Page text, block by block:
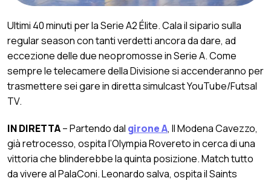
Ultimi 40 minuti per la Serie A2 Élite. Cala il sipario sulla
regular season con tanti verdetti ancora da dare, ad
eccezione delle due neopromosse in Serie A. Come
sempre le telecamere della Divisione si accenderanno per
trasmettere sei gare in diretta simulcast YouTube/Futsal
TV.
IN DIRETTA– Partendo dal girone A, Il Modena Cavezzo,
già retrocesso, ospita l’Olympia Rovereto in cerca di una
vittoria che blinderebbe la quinta posizione. Match tutto
da vivere al PalaConi. Leonardo salva, ospita il Saints